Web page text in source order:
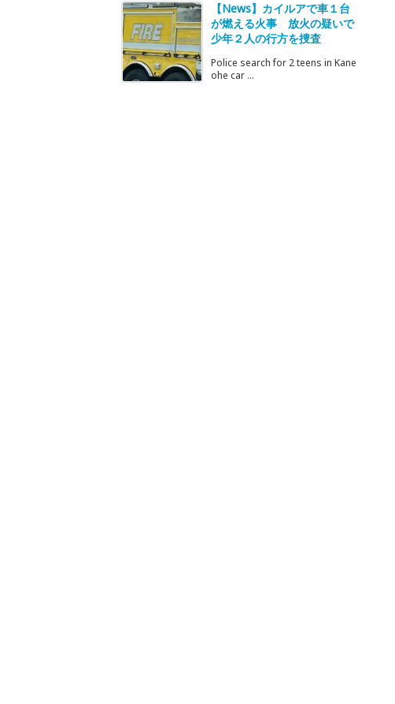
【News】カイルアで車１台
が燃える火事 放火の疑いで
少年２人の行方を捜査
Police search for 2 teens in Kane
ohe car ...